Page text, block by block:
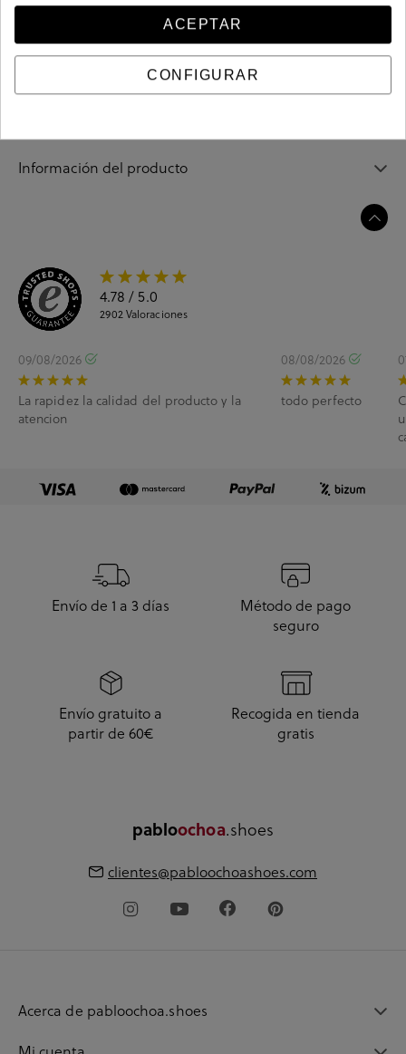
Información del producto
4.78 / 5.0
2902Valoraciones
09/08/2026
La rapidez la calidad del producto y la
atencion
08/08/2026
todo perfecto
Envío de 1 a 3 días
Método de pago
seguro
Envío gratuito a
partir de 60€
Recogida en tienda
gratis
pabloochoa.shoes
clientes@pabloochoashoes.com
Acerca de pabloochoa.shoes
ACEPTAR
CONFIGURAR